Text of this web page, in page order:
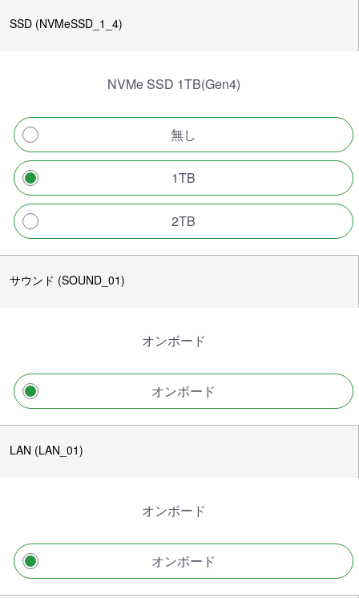
SSD (NVMeSSD_1_4)
NVMe SSD 1TB(Gen4)
無し
1TB
2TB
サウンド (SOUND_01)
オンボード
オンボード
LAN (LAN_01)
オンボード
オンボード